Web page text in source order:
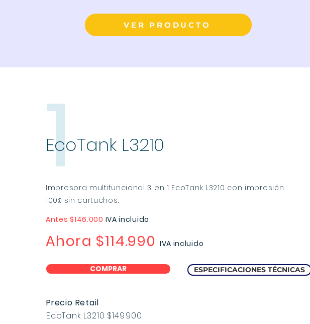
VER PRODUCTO
1
EcoTank L3210
Impresora multifuncional 3 en 1 EcoTank L3210 con impresión
100% sin cartuchos.
Antes $146.000 IVA incluido
Ahora $114.990 IVA incluido
COMPRAR ESPECIFICACIONES TÉCNICAS
Precio Retail
EcoTank L3210 $149.900